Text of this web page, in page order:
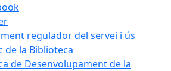
regulador del servei i ús
de la Biblioteca
de Desenvolupament de la